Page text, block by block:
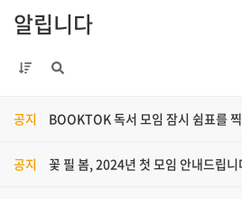
알립니다
공지 BOOKTOK 독서 모임 잠시 쉼표를
공지 꽃 필 봄, 2024년 첫 모임 안내드립니